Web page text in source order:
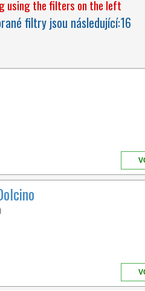
using the filters on the left
filtry jsou následující:16
EMILIA